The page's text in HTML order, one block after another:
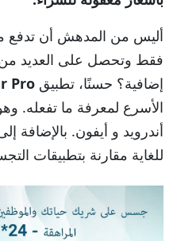
أليس من المدهش أن تدفع
فقط وتحصل على العديد من
إضافية؟ حسنًا، تطبيق Pro
الأسرع لمعرفة ما تفعله.
أندرويد و أيفون. بالإضافة
للغاية مقارنة بتطبيقات